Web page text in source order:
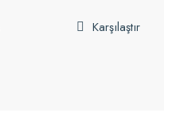
Karşılaştır